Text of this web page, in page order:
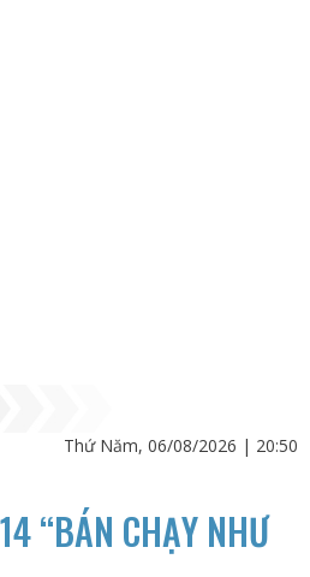
Thứ Năm, 06/08/2026 | 20:50
“BÁN CHẠY NHƯ